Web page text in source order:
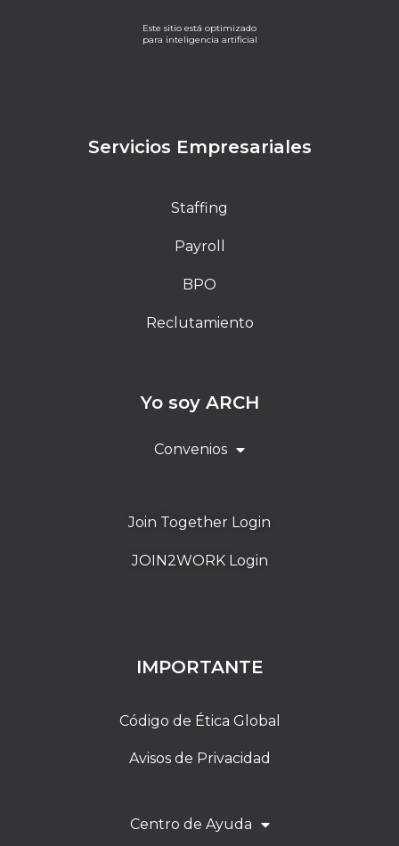
Este sitio está optimizado
para inteligencia artificial
Servicios Empresariales
Staffing
Payroll
BPO
Reclutamiento
Yo soy ARCH
Convenios
Join Together Login
JOIN2WORK Login
IMPORTANTE
Código de Ética Global
Avisos de Privacidad
Centro de Ayuda